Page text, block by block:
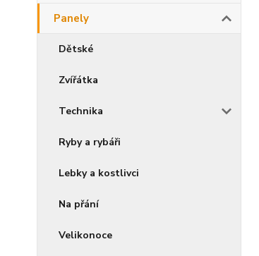
Panely
Dětské
Zvířátka
Technika
Ryby a rybáři
Lebky a kostlivci
Na přání
Velikonoce